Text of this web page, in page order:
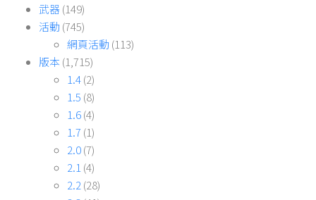
武器(149)
活動 (745)
網頁活動 (113)
版本 (1,715)
1.4(2)
1.5 (8)
1.6(4)
1.7 (1)
2.0(7)
2.1 (4)
2.2 (28)